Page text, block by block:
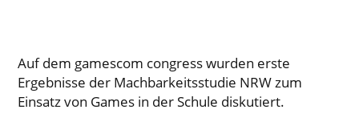
Auf dem gamescom congress wurden erste
Ergebnisse der Machbarkeitsstudie NRW zum
Einsatz von Games in der Schule diskutiert.